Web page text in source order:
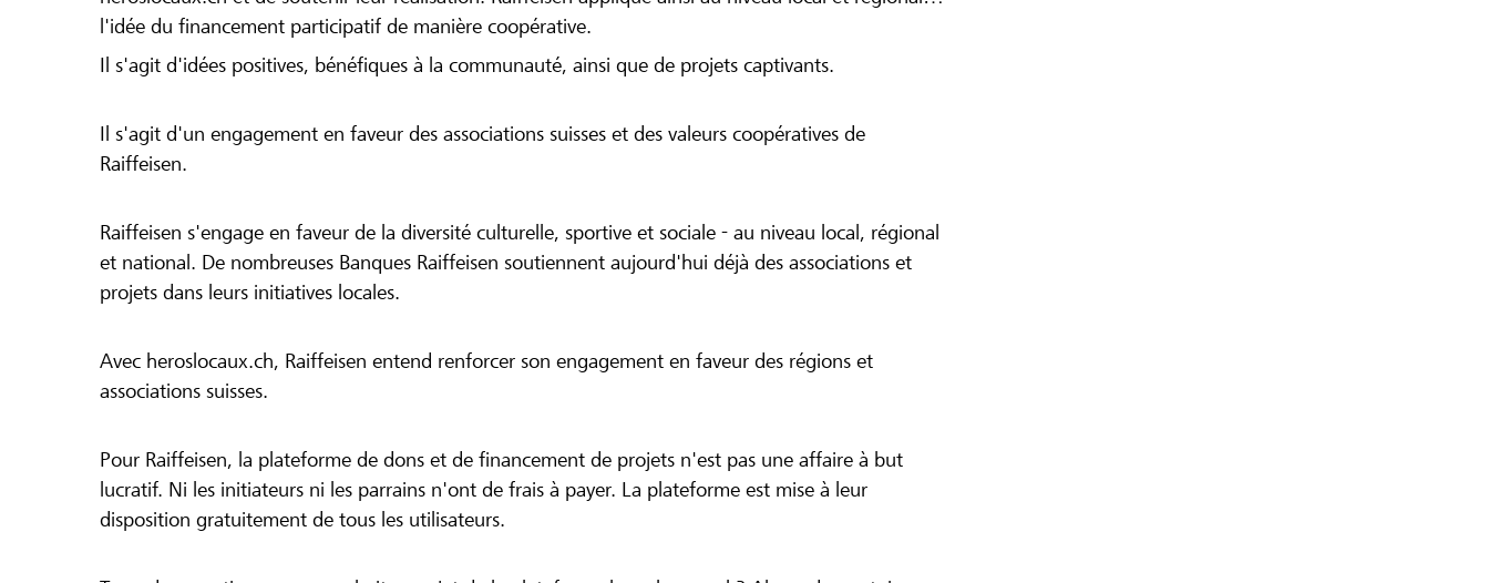
l'idée du financement participatif de manière coopérative.
Il s'agit d'idées positives, bénéfiques à la communauté, ainsi que de projets captivants.
Il s'agit d'un engagement en faveur des associations suisses et des valeurs coopératives de
Raiffeisen.
Raiffeisen s'engage en faveur de la diversité culturelle, sportive et sociale - au niveau local, régional
et national. De nombreuses Banques Raiffeisen soutiennent aujourd'hui déjà des associations et
projets dans leurs initiatives locales.
Avec heroslocaux.ch, Raiffeisen entend renforcer son engagement en faveur des régions et
associations suisses.
Pour Raiffeisen, la plateforme de dons et de financement de projets n'est pas une affaire à but
lucratif. Ni les initiateurs ni les parrains n'ont de frais à payer. La plateforme est mise à leur
disposition gratuitement de tous les utilisateurs.